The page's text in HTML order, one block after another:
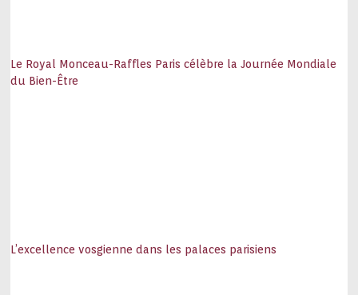
Le Royal Monceau-Raffles Paris célèbre la Journée Mondiale
du Bien-Être
L’excellence vosgienne dans les palaces parisiens